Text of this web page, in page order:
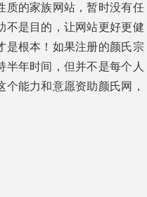
质的家族网站，暂时没有任
不是目的，让网站更好更健
是根本！如果注册的颜氏宗
半年时间，但并不是每个人
能力和意愿资助颜氏网，